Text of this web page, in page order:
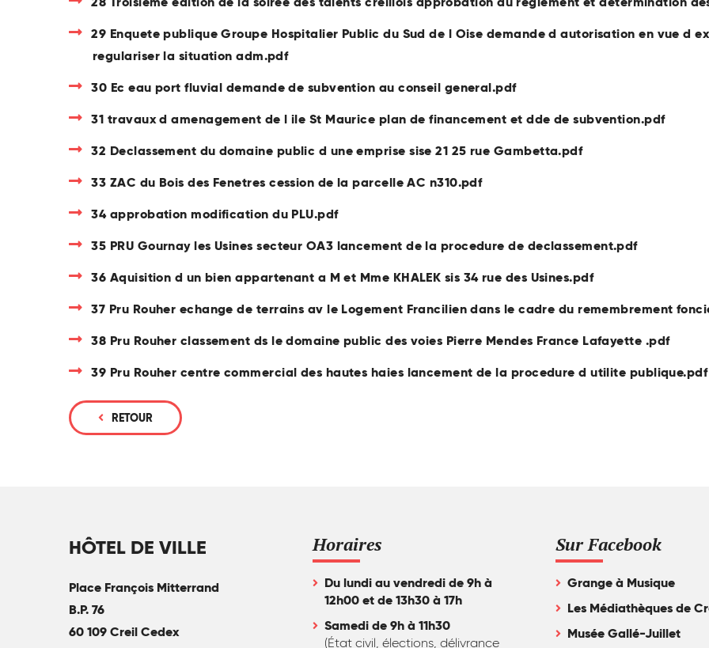
29 Enquete publique Groupe Hospitalier Public du Sud de l Oise demande d autorisation en vue d
regulariser la situation adm.pdf
30 Ec eau port fluvial demande de subvention au conseil general.pdf
31 travaux d amenagement de l ile St Maurice plan de financement et dde de subvention.pdf
32 Declassement du domaine public d une emprise sise 21 25 rue Gambetta.pdf
33 ZAC du Bois des Fenetres cession de la parcelle AC n310.pdf
34 approbation modification du PLU.pdf
35 PRU Gournay les Usines secteur OA3 lancement de la procedure de declassement.pdf
36 Aquisition d un bien appartenant a M et Mme KHALEK sis 34 rue des Usines.pdf
37 Pru Rouher echange de terrains av le Logement Francilien dans le cadre du remembrement
38 Pru Rouher classement ds le domaine public des voies Pierre Mendes France Lafayette .pdf
39 Pru Rouher centre commercial des hautes haies lancement de la procedure d utilite publique.pdf
RETOUR
HÔTEL DE VILLE
Place François Mitterrand
B.P. 76
60 109 Creil Cedex
Horaires
Du lundi au vendredi de 9h à
12h00 et de 13h30 à 17h
Samedi de 9h à 11h30
(État civil, élections, délivrance
Sur Facebook
Grange à Musique
Les Médiathèques de
Musée Gallé-Juillet